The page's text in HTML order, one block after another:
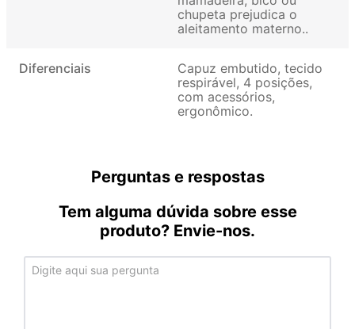
chupeta prejudica o
aleitamento materno.
Diferenciais
Capuz embutido, tecido
respirável, 4 posições,
com acessórios,
ergonômico
Perguntas e respostas
Tem alguma dúvida sobre esse
produto? Envie-nos.